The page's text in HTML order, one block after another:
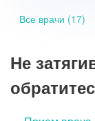
Все врачи (17)
Не